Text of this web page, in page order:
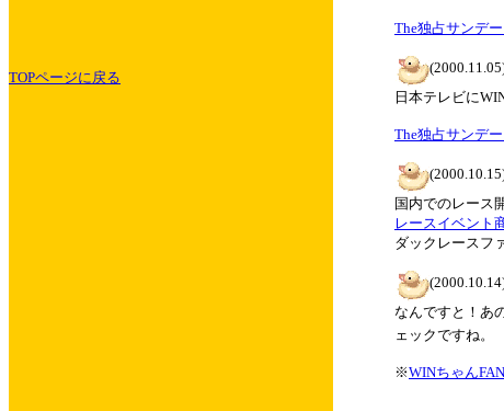
TOPページに戻る
The独占サンデ
日本テレビに
The独占サンデ
国内でのレース
レースイベント
ダックレースフ
なんですと！あ
ェックですね。
※WINちゃん